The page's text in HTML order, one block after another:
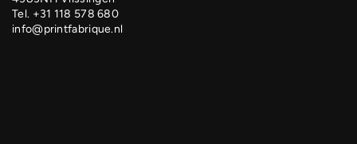
Tel. +31 118 578 680
info@printfabrique.nl